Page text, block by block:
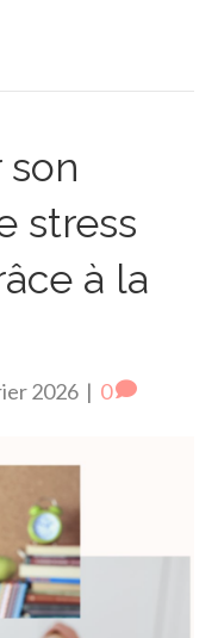
stress
à la
2026 | 0